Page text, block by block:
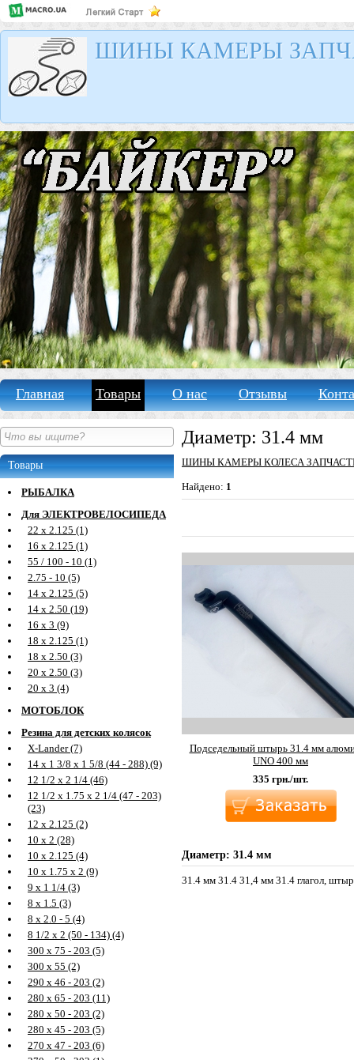
ШИНЫ КАМЕРЫ
Главная Товары О нас Отзывы
Товары
РЫБАЛКА
Для ЭЛЕКТРОВЕЛОСИПЕДА
22 х 2.125 (1)
16 х 2.125 (1)
55 / 100 - 10 (1)
2.75 - 10 (5)
14 х 2.125 (5)
14 х 2.50 (19)
16 х 3 (9)
18 х 2.125 (1)
18 х 2.50 (3)
20 х 2.50 (3)
20 х 3 (4)
МОТОБЛОК
Резина для детских колясок
X-Lander (7)
14 х 1 3/8 х 1 5/8 (44 - 288) (9)
12 1/2 х 2 1/4 (46)
12 1/2 х 1.75 х 2 1/4 (47 - 203)
(23)
12 х 2.125 (2)
10 х 2 (28)
10 х 2.125 (4)
10 х 1.75 х 2 (9)
9 х 1 1/4 (3)
8 х 1.5 (3)
8 х 2.0 - 5 (4)
8 1/2 х 2 (50 - 134) (4)
300 х 75 - 203 (5)
300 х 55 (2)
290 х 46 - 203 (2)
280 х 65 - 203 (11)
280 х 50 - 203 (2)
280 х 45 - 203 (5)
270 х 47 - 203 (6)
Диаметр: 31.4 мм
ШИНЫ КАМЕРЫ КОЛЕСА
Найдено: 1
Подседельный штырь 31.4 мм
UNO 400 мм
335 грн./шт.
Диаметр: 31.4 мм
31.4 мм 31.4 31,4 мм 31.4 глагол,